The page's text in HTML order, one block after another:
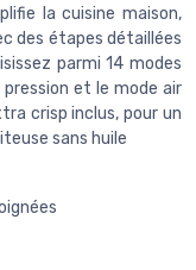
la cuisine maison,
des étapes détaillées
parmi 14 modes
et le mode air
crisp inclus, pour un
sans huile